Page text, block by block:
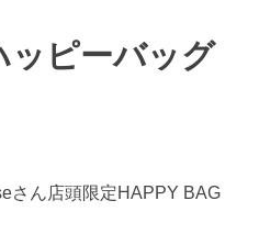
ピーバッグ
さん店頭限定HAPPY BAG